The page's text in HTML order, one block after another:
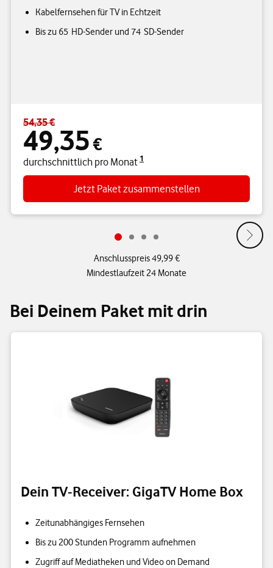
Kabelfernsehen für TV in Echtzeit
Bis zu 65 HD-Sender und 74 SD-Sender
Standardpreis 54,35 € – Angebotspreis 49,35 € durchschnittlich
54,35 €
49,35 €
durchschnittlich pro Monat 1
Jetzt Paket zusammenstellen
Anschlusspreis 49,99 €
Mindestlaufzeit 24 Monate
Bei Deinem Paket mit drin
Dein TV-Receiver: GigaTV Home Box
Zeitunabhängiges Fernsehen
Bis zu 200 Stunden Programm aufnehmen
Zugriff auf Mediatheken und Video on Demand